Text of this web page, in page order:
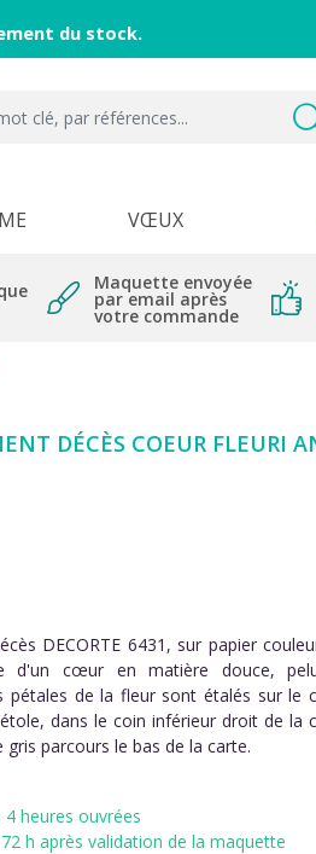
du stock.
VŒUX
Maquette envoyée
par email après
votre commande
DÉCÈS COEUR FLEURI
DECORTE 6431, sur papier
d'un cœur en matière douce,
pétales de la fleur sont étalés sur le
dans le coin inférieur droit de la
parcours le bas de la carte.
heures ouvrées
h après validation de la maquette